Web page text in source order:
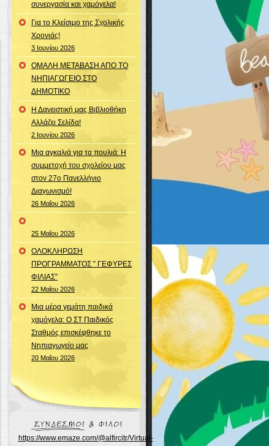
συνεργασία και χαμόγελα!
Για το Κλείσιμο της Σχολικής
Χρονιάς!
3 Ιουνίου 2026
ΟΜΑΛΗ ΜΕΤΑΒΑΣΗ ΑΠΟ ΤΟ
ΝΗΠΙΑΓΩΓΕΙΟ ΣΤΟ
ΔΗΜΟΤΙΚΟ
Η Δανειστική μας Βιβλιοθήκη
Αλλάζει Σελίδα!
2 Ιουνίου 2026
Μια αγκαλιά για τα πουλιά: Η
συμμετοχή του σχολείου μας
στον 27ο Πανελλήνιο
Διαγωνισμό!
26 Μαΐου 2026
25 Μαΐου 2026
ΟΛΟΚΛΗΡΩΣΗ
ΠΡΟΓΡΑΜΜΑΤΟΣ ” ΓΕΦΥΡΕΣ
ΦΙΛΙΑΣ”
22 Μαΐου 2026
Μια μέρα γεμάτη παιδικά
χαμόγελα: Ο ΣΤ Παιδικός
Σταθμός επισκέφθηκε το
Νηπιαγωγείο μας
20 Μαΐου 2026
https://www.emaze.com/@alfircitr/Virtual-